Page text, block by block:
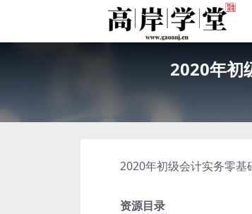
2020年初
2020年初级会计实务零基础
资源目录